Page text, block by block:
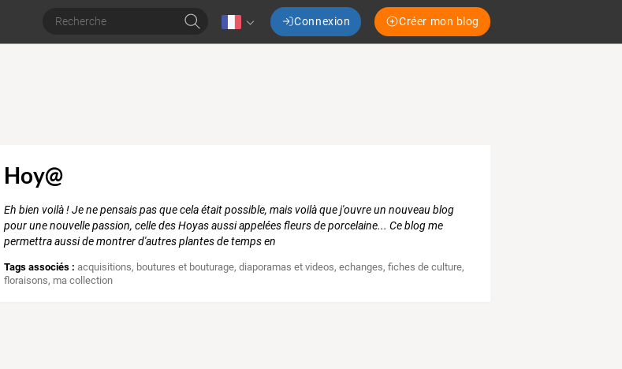
Connexion Créer mon blog
Hoy@
Eh bien voilà ! Je ne pensais pas que cela était possible, mais voilà que j'ouvre un nouveau blog
pour une nouvelle passion, celle des Hoyas aussi appelées fleurs de porcelaine... Ce blog me
permettra aussi de montrer d'autres plantes de temps en
Tags associés : acquisitions, boutures et bouturage,diaporamas et videos,echanges,fiches de culture,
floraisons, ma collection